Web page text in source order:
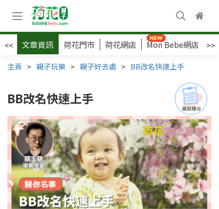
<< 文章資訊 荷花門市 荷花網店 Mon Bebe網店 >>
主頁 > 親子玩樂 > 親子好去處 > BB改名快速上手
BB改名快速上手